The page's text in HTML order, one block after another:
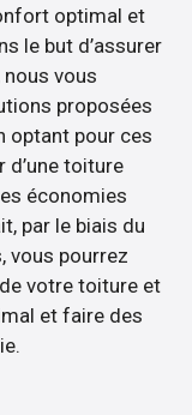
optimal et
le but d’assurer
vous
proposées
optant pour ces
toiture
économies
par le biais du
vous pourrez
votre toiture et
et faire des